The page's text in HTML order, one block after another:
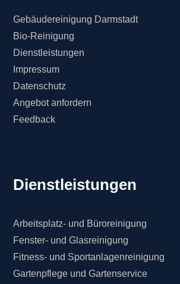
Gebäudereinigung Darmstadt
Bio-Reinigung
Dienstleistungen
Impressum
Datenschutz
Angebot anfordern
Feedback
Dienstleistungen
Arbeitsplatz- und Büroreinigung
Fenster- und Glasreinigung
Fitness- und Sportanlagenreinigung
Gartenpflege und Gartenservice